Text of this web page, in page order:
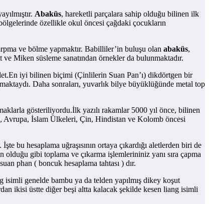
Abaküs, hareketli parçalara sahip olduğu bilinen ilk
özellikle okul öncesi çağdaki çocukların
ve bölme yapmaktır. Babilliler’in buluşu olan abaküs,
Miken süsleme sanatından örnekler da bulunmaktadır.
iyi bilinen biçimi (Çinlilerin Suan Pan’ı) dikdörtgen bir
Daha sonraları, yuvarlık bilye büyüklüğünde metal top
gösteriliyordu.İlk yazılı rakamlar 5000 yıl önce, bilinen
Avrupa, İslam Ülkeleri, Çin, Hindistan ve Kolomb öncesi
bu hesaplama uğraşısının ortaya çıkardığı aletlerden biri de
olduğu gibi toplama ve çıkarma işlemlerininiz yanı sıra çapma
phan ( boncuk hesaplama tahtası ) dır.
isimli genelde bambu ya da telden yapılmış dikey koşut
ikisi üstte diğer beşi altta kalacak şekilde kesen liang isimli